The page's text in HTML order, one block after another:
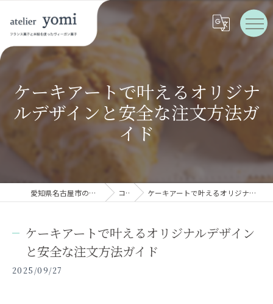
ケーキアートで叶えるオリジナ
ルデザインと安全な注文方法ガ
イド
愛知県名古屋市のケーキならatelier yomi コラム ケーキアートで叶えるオリジナルデザインと安全な注文方法ガイド
ケーキアートで叶えるオリジナルデザイン
と安全な注文方法ガイド
2025/09/27